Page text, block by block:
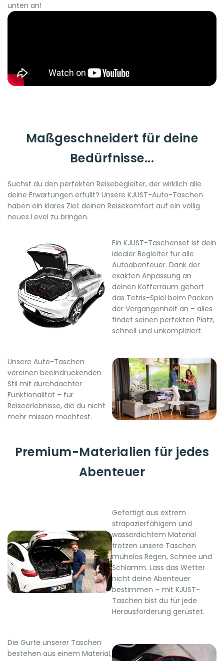
unten an!
Maßgeschneidert für deine
Bedürfnisse...
Suchst du den perfekten Reisebegleiter, der wirklich alle
deine Erwartungen erfüllt? Unsere KJUST-Auto-Taschen
haben ein klares Ziel: deinen Reisekomfort auf ein völlig
neues Level zu bringen.
Ein KJUST-Taschenset ist dein
idealer Begleiter für alle
Autoabenteuer. Dank der
exakten Anpassung an
deinen Kofferraum gehört
das Tetris-Spiel beim Packen
der Vergangenheit an – alles
findet seinen perfekten Platz,
schnell und unkompliziert.
Unsere Auto-Taschen
vereinen beeindruckenden
Stil mit durchdachter
Funktionalität – für
Reiseerlebnisse, die du nicht
mehr missen möchtest.
Premium-Materialien für jedes
Abenteuer
Gefertigt aus extrem
strapazierfähigem und
wasserdichtem Material
trotzen unsere Taschen
mühelos Regen, Schnee und
Schlamm. Lass das Wetter
nicht deine Abenteuer
bestimmen – mit KJUST-
Taschen bist du für jede
Herausforderung gerüstet.
Die Gurte unserer Taschen
bestehen aus einem Material,